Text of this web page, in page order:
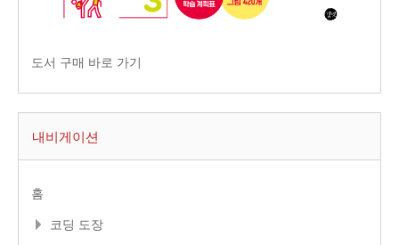
도서 구매 바로 가기
내비게이션
홈
코딩 도장